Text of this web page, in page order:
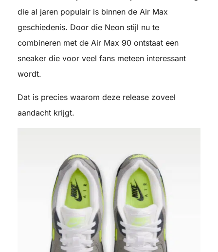
die al jaren populair is binnen de Air Max
geschiedenis. Door die Neon stijl nu te
combineren met de Air Max 90 ontstaat een
sneaker die voor veel fans meteen interessant
wordt.
Dat is precies waarom deze release zoveel
aandacht krijgt.